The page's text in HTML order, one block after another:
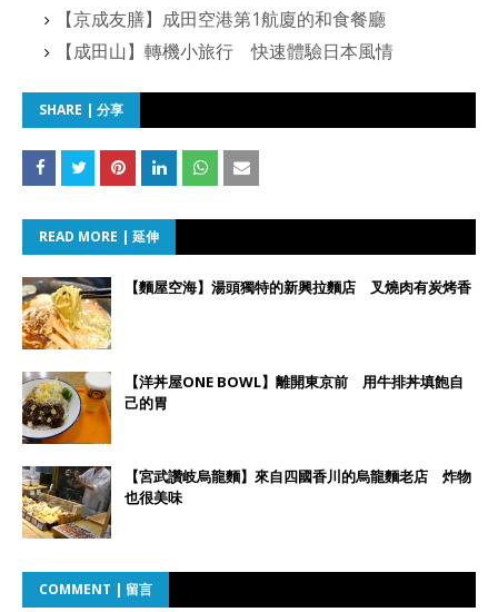
【京成友膳】成田空港第1航廈的和食餐廳
【成田山】轉機小旅行 快速體驗日本風情
SHARE | 分享
READ MORE | 延伸
【麵屋空海】湯頭獨特的新興拉麵店 叉燒肉有炭烤香
【洋丼屋ONE BOWL】離開東京前 用牛排丼填飽自
己的胃
【宮武讚岐烏龍麵】來自四國香川的烏龍麵老店 炸物
也很美味
COMMENT | 留言